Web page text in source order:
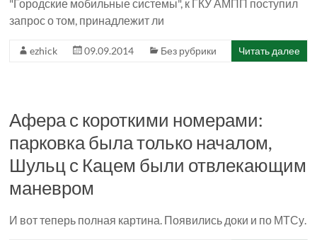
"Городские мобильные системы", к ГКУ АМПП поступил
запрос о том, принадлежит ли
ezhick 09.09.2014 Без рубрики Читать далее
Афера с короткими номерами:
парковка была только началом,
Шульц с Кацем были отвлекающим
маневром
И вот теперь полная картина. Появились доки и по МТСу.